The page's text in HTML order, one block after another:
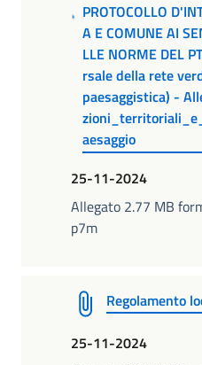
PROTOCOLLO
A E COMUNE AI
LLE NORME DEL
rsale della rete
paesaggistica) -
aesaggio
25-11-2024
Allegato 2.77 MB
p7m
Regolamento
25-11-2024